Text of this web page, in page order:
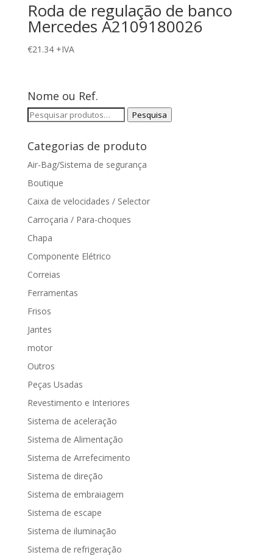
Roda de regulação de banco
Mercedes A2109180026
€21.34 +IVA
Nome ou Ref.
Pesquisar
Pesquisa
Categorias de produto
Air-Bag/Sistema de segurança
Boutique
Caixa de velocidades / Selector
Carroçaria / Para-choques
Chapa
Componente Elétrico
Correias
Ferramentas
Frisos
Jantes
motor
Outros
Peças Usadas
Revestimento e Interiores
Sistema de aceleração
Sistema de Alimentação
Sistema de Arrefecimento
Sistema de direção
Sistema de embraiagem
Sistema de escape
Sistema de iluminação
Sistema de refrigeração